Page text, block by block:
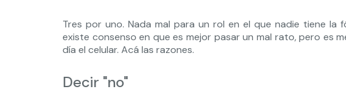
Tres por uno. Nada mal para un rol en el que nadie tiene la
existe consenso en que es mejor pasar un mal rato, pero es
día el celular. Acá las razones.
Decir "no"